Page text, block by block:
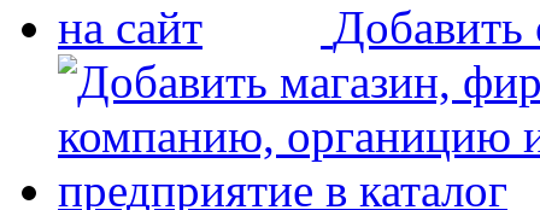
Добавить